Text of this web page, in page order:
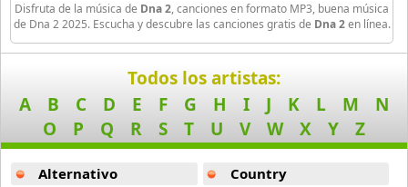
Amagami Ss
50 músicas online
Angel Beats
39 músicas online
Disfruta de la música de Dna 2, canciones en formato MP3, buena música
de Dna 2 2025. Escucha y descubre las canciones gratis de Dna 2en línea.
Todos los artistas:
A
B C D E F G H I J K L M
N
O
P Q R S T U V W X Y Z
Alternativo
Country